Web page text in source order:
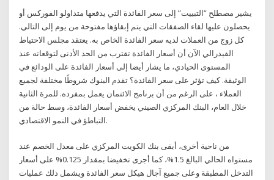
يشير مصطلح “التبييت” إلى سعر الفائدة التي يدفعها متداولو الفوركس أو
يحصلون عليها لقاء الصفقات التي يتم إبقاؤها مفتوحة من يوم إلى التالي.
كل زوج من العملات لديه سعر الفائدة الخاص به. يعتقد مجلس الاحتياط
الفيدرالي الآن أن أسعار الفائدة تقترب من الحد الأدنى لتوقعاته عند
المستوى الحيادي، ما يشار أيضا إلى أسعار الفائدة على الودائع في
الوثيقة. كيف تؤثر على سعر الفائدة؟ تقدم البنوك شروطًا مختلفة لجميع
العملاء ، على الرغم من أن برنامج الائتمان يعمل بمفرده. للمرة الثانية
خلال العام، البنك المركزي الصيني يخفض أسعار الفائدة، وسط حالة من
التباطؤ في النمو الاقتصادي.
من ناحية أخرى، أبقى بنك الكويت المركزي على معدل الخصم عند
مستواه الحالي البالغ 1.5%، كما أجرى تخفيضا بمقدار 0.125% على أسعار
التدخل المطبقة وعلى جميع آجال هيكل سعر الفائدة ويشمل ذلك عمليات